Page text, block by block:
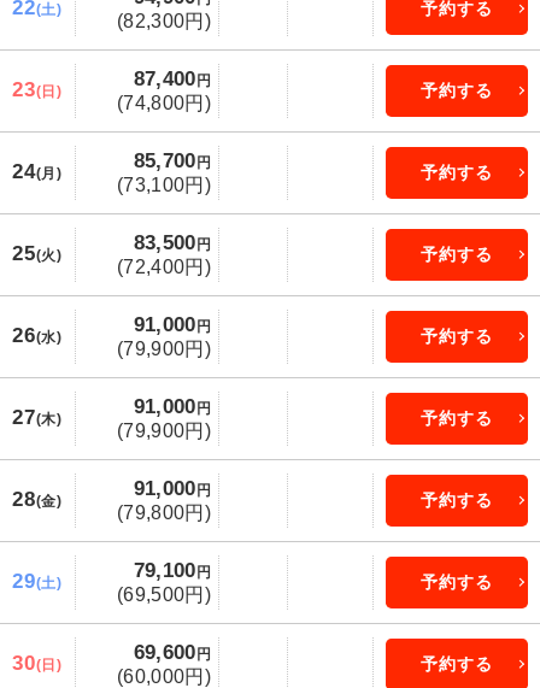
22(土)
(82,300円)
予約する
23(日)
87,400 円
(74,800円)
予約する
24(月)
85,700 円
(73,100円)
予約する
25(火)
83,500 円
(72,400円)
予約する
26(水)
91,000 円
(79,900円)
予約する
27(木)
91,000 円
(79,900円)
予約する
28(金)
91,000 円
(79,800円)
予約する
29(土)
79,100 円
(69,500円)
予約する
30(日)
69,600 円
(60,000円)
予約する